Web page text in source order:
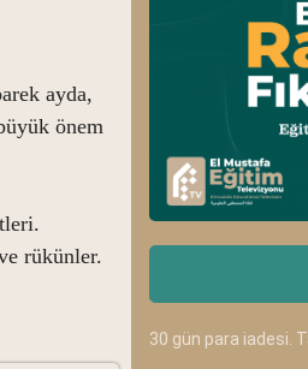
ayda,
önem
rükünler.
30 gün para iadesi.